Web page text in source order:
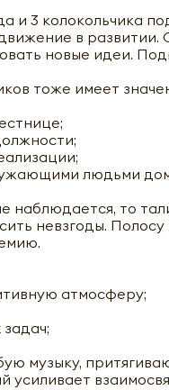
3 колокольчика
в развитии.
новые идеи.
тоже имеет
людьми
наблюдается, то
невзгоды.
атмосферу;
музыку,